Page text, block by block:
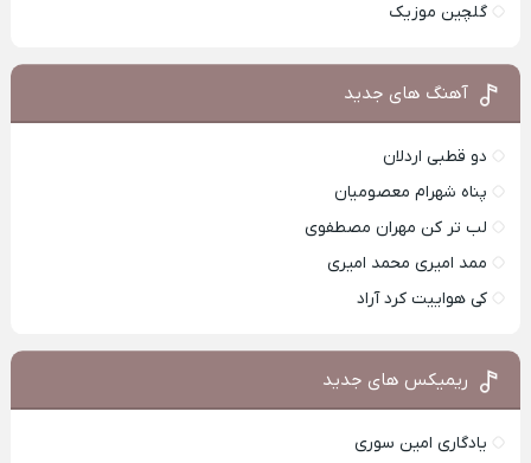
گلچین موزیک
آهنگ های جدید
دو قطبی اردلان
پناه شهرام معصومیان
لب تر کن مهران مصطفوی
ممد امیری محمد امیری
کی هواییت کرد آراد
ریمیکس های جدید
یادگاری امین سوری